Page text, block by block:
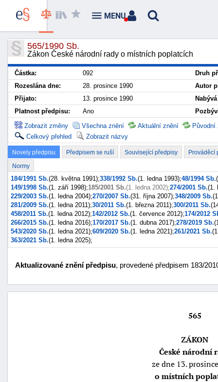
565/1990 Sb.
Zákon České národní rady o místních poplatcích
Částka: 092
Druh
Rozeslána dne:
28. prosince 1990
Autor
Přijato:
13. prosince 1990
Platnost předpisu:
Ano
Zobrazit změny
Všechna znění Aktuální znění
Původní
Celkový přehled
Zobrazit názvy
Novely předpisu Předpisem se ruší Související předpisy Prováděcí
Normy
184/1991 Sb.(28. května 1991);338/1992 Sb.(1. ledna 1993);48/1994 Sb.
149/1998 Sb.(1. září 1998);185/2001 Sb.(1. ledna 2002);274/2001 Sb.(1.
229/2003 Sb.(1. ledna 2004);270/2007 Sb.(31. října 2007);348/2009 Sb.
281/2009 Sb.(1. ledna 2011);30/2011 Sb.(1. března 2011);300/2011 Sb.
458/2011 Sb.(1. ledna 2012);142/2012 Sb.(1. července 2012);174/2012
266/2015 Sb.(1. ledna 2016);170/2017 Sb.(1. dubna 2017);278/2019 Sb.
543/2020 Sb.(1. ledna 2021);609/2020 Sb.(1. ledna 2021);261/2021 Sb.
363/2021 Sb.(1. ledna 2025);
Aktualizované znění předpisu, provedené předpisem 183/
565
ZÁKON
České národní
ze dne 13.
o místních
MENU
škody